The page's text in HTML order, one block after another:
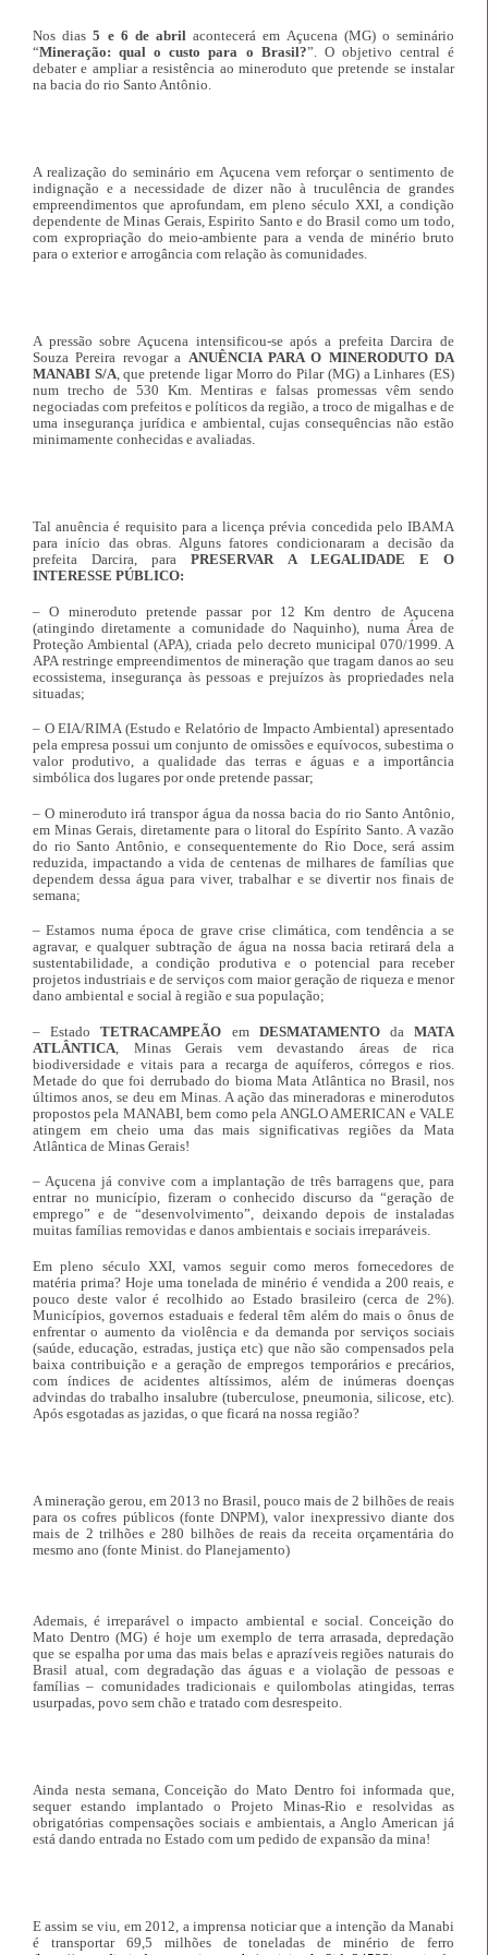
Nos dias5 e 6 de abril acontecerá em Açucena (MG) o seminário
“Mineração: qual o custo para o Brasil?”. O objetivo central é
debater e ampliar a resistência ao mineroduto que pretende se instalar
na bacia do rio Santo Antônio.
A realização do seminário em Açucena vem reforçar o sentimento de
indignação e a necessidade de dizer não à truculência de grandes
empreendimentos que aprofundam, em pleno século XXI, a condição
dependente de Minas Gerais, Espirito Santo e do Brasil como um todo,
com expropriação do meio-ambiente para a venda de minério bruto
para o exterior e arrogância com relação às comunidades.
A pressão sobre Açucena intensificou-se após a prefeita Darcira de
Souza Pereira revogar a ANUÊNCIA PARA O MINERODUTO DA
MANABI S/A, que pretende ligar Morro do Pilar (MG) a Linhares (ES)
num trecho de 530 Km. Mentiras e falsas promessas vêm sendo
negociadas com prefeitos e políticos da região, a troco de migalhas e de
uma insegurança jurídica e ambiental, cujas consequências não estão
minimamente conhecidas e avaliadas.
Tal anuência é requisito para a licença prévia concedida pelo IBAMA
para início das obras. Alguns fatores condicionaram a decisão da
prefeita Darcira, paraPRESERVAR A LEGALIDADE E O
INTERESSE PÚBLICO:
– O mineroduto pretende passar por 12 Km dentro de Açucena
(atingindo diretamente a comunidade do Naquinho), numa Área de
Proteção Ambiental (APA), criada pelo decreto municipal 070/1999. A
APA restringe empreendimentos de mineração que tragam danos ao seu
ecossistema, insegurança às pessoas e prejuízos às propriedades nela
situadas;
– O EIA/RIMA (Estudo e Relatório de Impacto Ambiental) apresentado
pela empresa possui um conjunto de omissões e equívocos, subestima o
valor produtivo, a qualidade das terras e águas e a importância
simbólica dos lugares por onde pretende passar;
– O mineroduto irá transpor água da nossa bacia do rio Santo Antônio,
em Minas Gerais, diretamente para o litoral do Espírito Santo. A vazão
do rio Santo Antônio, e consequentemente do Rio Doce, será assim
reduzida, impactando a vida de centenas de milhares de famílias que
dependem dessa água para viver, trabalhar e se divertir nos finais de
semana;
– Estamos numa época de grave crise climática, com tendência a se
agravar, e qualquer subtração de água na nossa bacia retirará dela a
sustentabilidade, a condição produtiva e o potencial para receber
projetos industriais e de serviços com maior geração de riqueza e menor
dano ambiental e social à região e sua população;
– EstadoTETRACAMPEÃO em DESMATAMENTO daMATA
ATLÂNTICA , Minas Gerais vem devastando áreas de rica
biodiversidade e vitais para a recarga de aquíferos, córregos e rios.
Metade do que foi derrubado do bioma Mata Atlântica no Brasil, nos
últimos anos, se deu em Minas. A ação das mineradoras e minerodutos
propostos pela MANABI, bem como pela ANGLO AMERICAN e VALE
atingem em cheio uma das mais significativas regiões da Mata
Atlântica de Minas Gerais!
– Açucena já convive com a implantação de três barragens que, para
entrar no município, fizeram o conhecido discurso da “geração de
emprego” e de “desenvolvimento”, deixando depois de instaladas
muitas famílias removidas e danos ambientais e sociais irreparáveis.
Em pleno século XXI, vamos seguir como meros fornecedores de
matéria prima? Hoje uma tonelada de minério é vendida a 200 reais, e
pouco deste valor é recolhido ao Estado brasileiro (cerca de 2%).
Municípios, governos estaduais e federal têm além do mais o ônus de
enfrentar o aumento da violência e da demanda por serviços sociais
(saúde, educação, estradas, justiça etc) que não são compensados pela
baixa contribuição e a geração de empregos temporários e precários,
com índices de acidentes altíssimos, além de inúmeras doenças
advindas do trabalho insalubre (tuberculose, pneumonia, silicose, etc).
Após esgotadas as jazidas, o que ficará na nossa região?
A mineração gerou, em 2013 no Brasil, pouco mais de 2 bilhões de reais
para os cofres públicos (fonte DNPM), valor inexpressivo diante dos
mais de 2 trilhões e 280 bilhões de reais da receita orçamentária do
mesmo ano (fonte Minist. do Planejamento)
Ademais, é irreparável o impacto ambiental e social. Conceição do
Mato Dentro (MG) é hoje um exemplo de terra arrasada, depredação
que se espalha por uma das mais belas e aprazíveis regiões naturais do
Brasil atual, com degradação das águas e a violação de pessoas e
famílias – comunidades tradicionais e quilombolas atingidas, terras
usurpadas, povo sem chão e tratado com desrespeito.
Ainda nesta semana, Conceição do Mato Dentro foi informada que,
sequer estando implantado o Projeto Minas-Rio e resolvidas as
obrigatórias compensações sociais e ambientais, a Anglo American já
está dando entrada no Estado com um pedido de expansão da mina!
E assim se viu, em 2012, a imprensa noticiar que a intenção da Manabi
é transportar 69,5 milhões de toneladas de minério de ferro